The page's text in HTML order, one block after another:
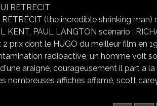
RÉTRÉCIT (the incredible shrinking
KENT, PAUL LANGTON scénario :
prix dont le HUGO du meilleur film en
radioactive, un homme voit
araigné, courageusement il part a
nombreuses affiches affamé, scott